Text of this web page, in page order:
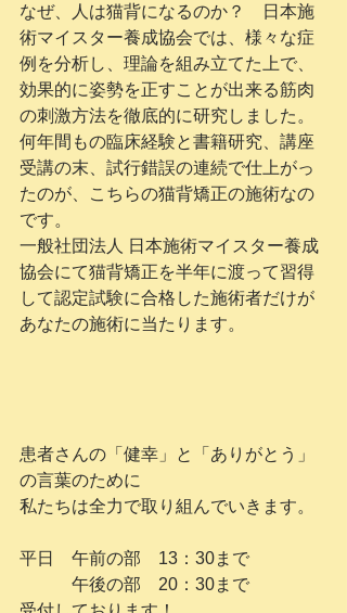
なぜ、人は猫背になるのか？　日本施
術マイスター養成協会では、様々な症
例を分析し、理論を組み立てた上で、
効果的に姿勢を正すことが出来る筋肉
の刺激方法を徹底的に研究しました。
何年間もの臨床経験と書籍研究、講座
受講の末、試行錯誤の連続で仕上がっ
たのが、こちらの猫背矯正の施術なの
です。
一般社団法人 日本施術マイスター養成
協会にて猫背矯正を半年に渡って習得
して認定試験に合格した施術者だけが
あなたの施術に当たります。
患者さんの「健幸」と「ありがとう」
の言葉のために
私たちは全力で取り組んでいきます。
平日　午前の部　13：30まで
午後の部　20：30まで